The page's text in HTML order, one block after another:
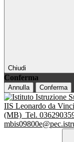
Chiudi
Conferma
Annulla Conferma
IIS Leonardo da Vinci
(MB) Tel.